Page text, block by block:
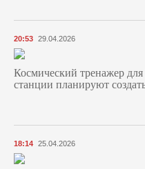
20:53 29.04.2026
Космический тренажер
станции планируют
18:14 25.04.2026